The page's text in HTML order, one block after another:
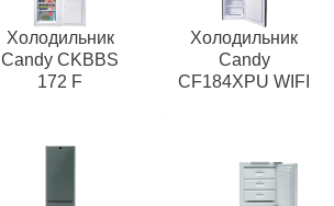
Холодильник
Candy CKBBS
172 F
Холодильник
Candy
CF184XPU WIFI